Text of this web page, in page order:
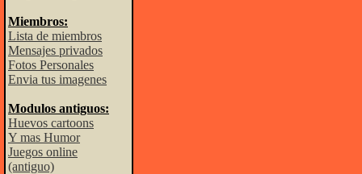
Miembros:
Lista de miembros
Mensajes privados
Fotos Personales
Envia tus imagenes
Modulos antiguos:
Huevos cartoons
Y mas Humor
Juegos online
(antiguo)